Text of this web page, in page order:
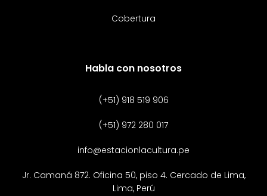
Cobertura
Habla con nosotros
(+51) 918 519 906
(+51) 972 280 017
info@estacionlacultura.pe
Jr. Camaná 872. Oficina 50, piso 4. Cercado de Lima,
Lima, Perú